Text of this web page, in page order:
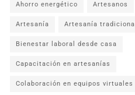
Ahorro energético Artesanos
Artesanía Artesanía tradicional
Bienestar laboral desde casa
Capacitación en artesanías
Colaboración en equipos virtuales